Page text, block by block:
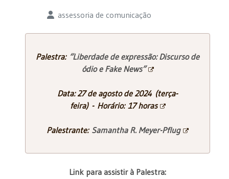
Detalhes assessoria de comunicação
Palestra: “Liberdade de expressão: Discurso de
ódio e Fake News”
Data: 27 de agosto de 2024 (terça-
feira) - Horário: 17 horas
Palestrante: Samantha R. Meyer-Pflug
Link para assistir à Palestra: